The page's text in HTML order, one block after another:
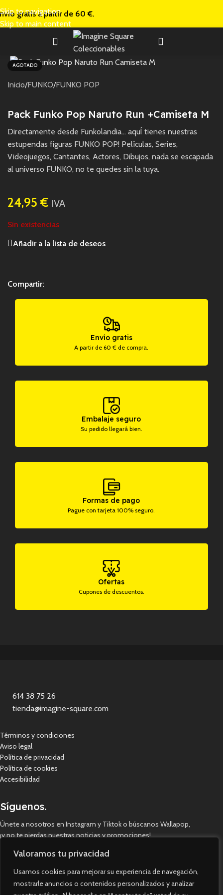
Valoramos tu privacidad
Usamos cookies para mejorar su experiencia de navegación,
mostrarle anuncios o contenidos personalizados y analizar
Skip to navigation
Skip to main content
gratis apartir de 60 €.
AGOTADO
Inicio/FUNKO/FUNKO POP
Pack Funko Pop Naruto Run +Camiseta M
Directamente desde Funkolandia… aquÍ tienes nuestras
estupendas figuras FUNKO POP! Películas, Series,
Videojuegos, Cantantes, Actores, Dibujos, nada se escapada
al universo FUNKO, no te quedes sin la tuya.
24,95 € IVA
Sin existencias
Añadir a la lista de deseos
Compartir:
Envío gratis
A partir de 60 € de compra.
Embalaje seguro
Su pedido llegará bien.
Formas de pago
Pague con tarjeta 100% seguro.
Ofertas
Cupones de descuentos.
614 38 75 26
tienda@imagine-square.com
Términos y condiciones
Aviso legal
Política de privacidad
Política de cookies
Accesibilidad
Síguenos.
Únete a nosotros en Instagram y Tiktok o búscanos Wallapop,
¡y no te pierdas nuestras noticias y promociones!